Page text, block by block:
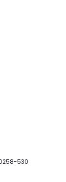
530